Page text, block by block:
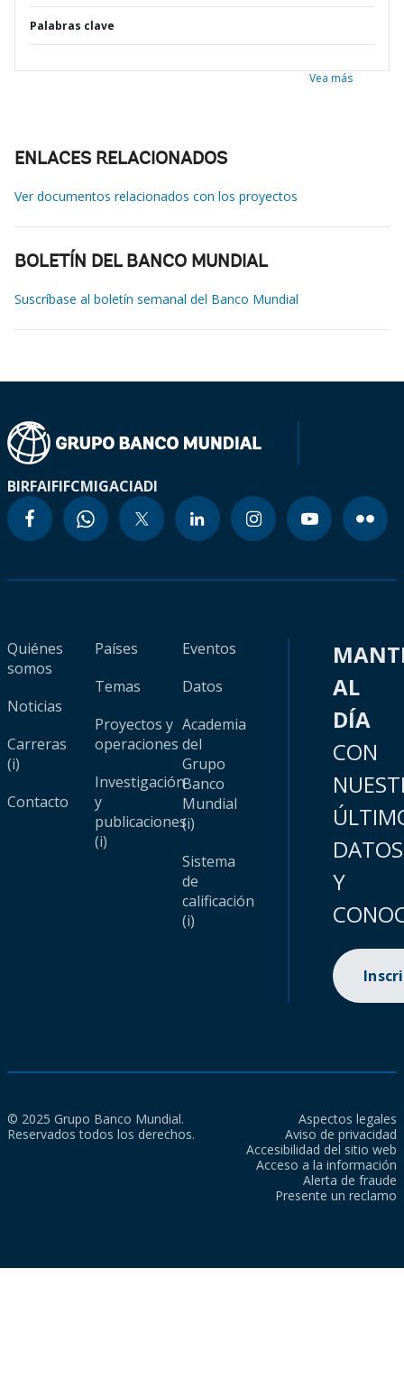
Palabras clave
Vea más
ENLACES RELACIONADOS
Ver documentos relacionados con los proyectos
BOLETÍN DEL BANCO MUNDIAL
Suscríbase al boletín semanal del Banco Mundial
BIRFAIFIFCMIGACIADI
Quiénes
somos
Noticias
Carreras
(i)
Contacto
Países
Temas
Proyectos y
operaciones
Investigación
y
publicaciones
(i)
Eventos
Datos
Academia
del
Grupo
Banco
Mundial
(i)
Sistema
de
calificación
(i)
AL
DÍA
CON
DATOS
Y
© 2025 Grupo Banco Mundial.
Reservados todos los derechos.
Aspectos legales
Aviso de privacidad
Accesibilidad del sitio web
Acceso a la información
Alerta de fraude
Presente un reclamo